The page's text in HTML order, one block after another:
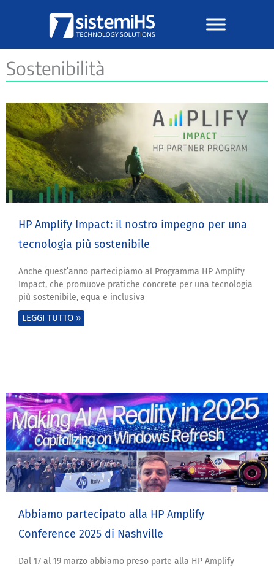
Sostenibilità
HP Amplify Impact: il nostro impegno per una
tecnologia più sostenibile
Anche quest’anno partecipiamo al Programma HP Amplify
Impact, che promuove pratiche concrete per una tecnologia
più sostenibile, equa e inclusiva
LEGGI TUTTO »
Abbiamo partecipato alla HP Amplify
Conference 2025 di Nashville
Dal 17 al 19 marzo abbiamo preso parte alla HP Amplify